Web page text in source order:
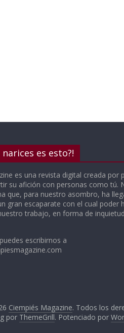
narices es esto?!
es una revista digital creada por
su afición con personas como tú.
que, para nuestro asombro, ha
gran escaparate con el cual poder
trabajo, en forma de
escribirnos a
Ciempiés Magazine. Todos los
por ThemeGrill. Potenciado por